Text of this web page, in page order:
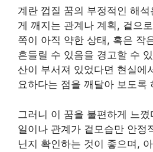
계란 껍질 꿈의 부정적인 해
게 깨지는 관계나 계획, 겉으
쪽이 아직 약한 상태, 혹은 작
흔들릴 수 있음을 경고할 수
산이 부서져 있었다면 현실에
요하다는 점을 깨달아 보도록
그러니 이 꿈을 불편하게 느
일이나 관계가 겉모습만 안정
닌지 확인하는 것이 좋으며,